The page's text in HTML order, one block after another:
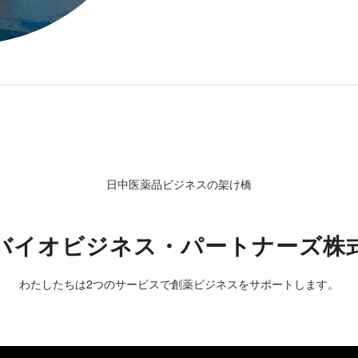
日中医薬品ビジネスの架け橋
イオビジネス・パートナーズ株
わたしたちは2つのサービスで創薬ビジネスをサポートします。